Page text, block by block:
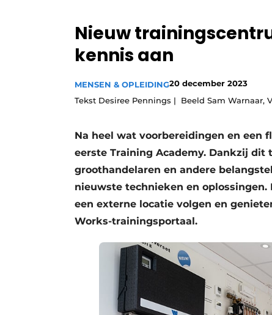
Privacy / Cookie statement
Vacature aanmelden
Video’s
Nieuw
kennis aan
MENSEN & OPLEIDING20 december 2023
Tekst Desiree Pennings | Beeld Sam Warnaar,
Na heel wat voorbereidingen en een
eerste Training Academy. Dankzij
groothandelaren en andere
nieuwste technieken en
een externe locatie volgen en
Works-trainingsportaal.